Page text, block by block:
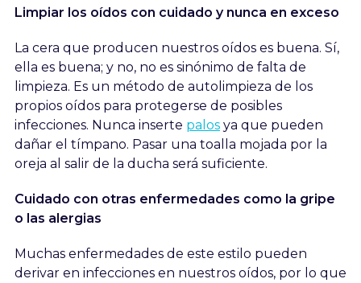
Limpiar los oídos con cuidado y nunca en exceso
La cera que producen nuestros oídos es buena. Sí,
ella es buena; y no, no es sinónimo de falta de
limpieza. Es un método de autolimpieza de los
propios oídos para protegerse de posibles
infecciones. Nunca inserte palosya que pueden
dañar el tímpano. Pasar una toalla mojada por la
oreja al salir de la ducha será suficiente.
Cuidado con otras enfermedades como la gripe
o las alergias
Muchas enfermedades de este estilo pueden
derivar en infecciones en nuestros oídos, por lo que